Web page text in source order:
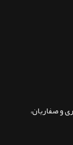
و صفاریان،